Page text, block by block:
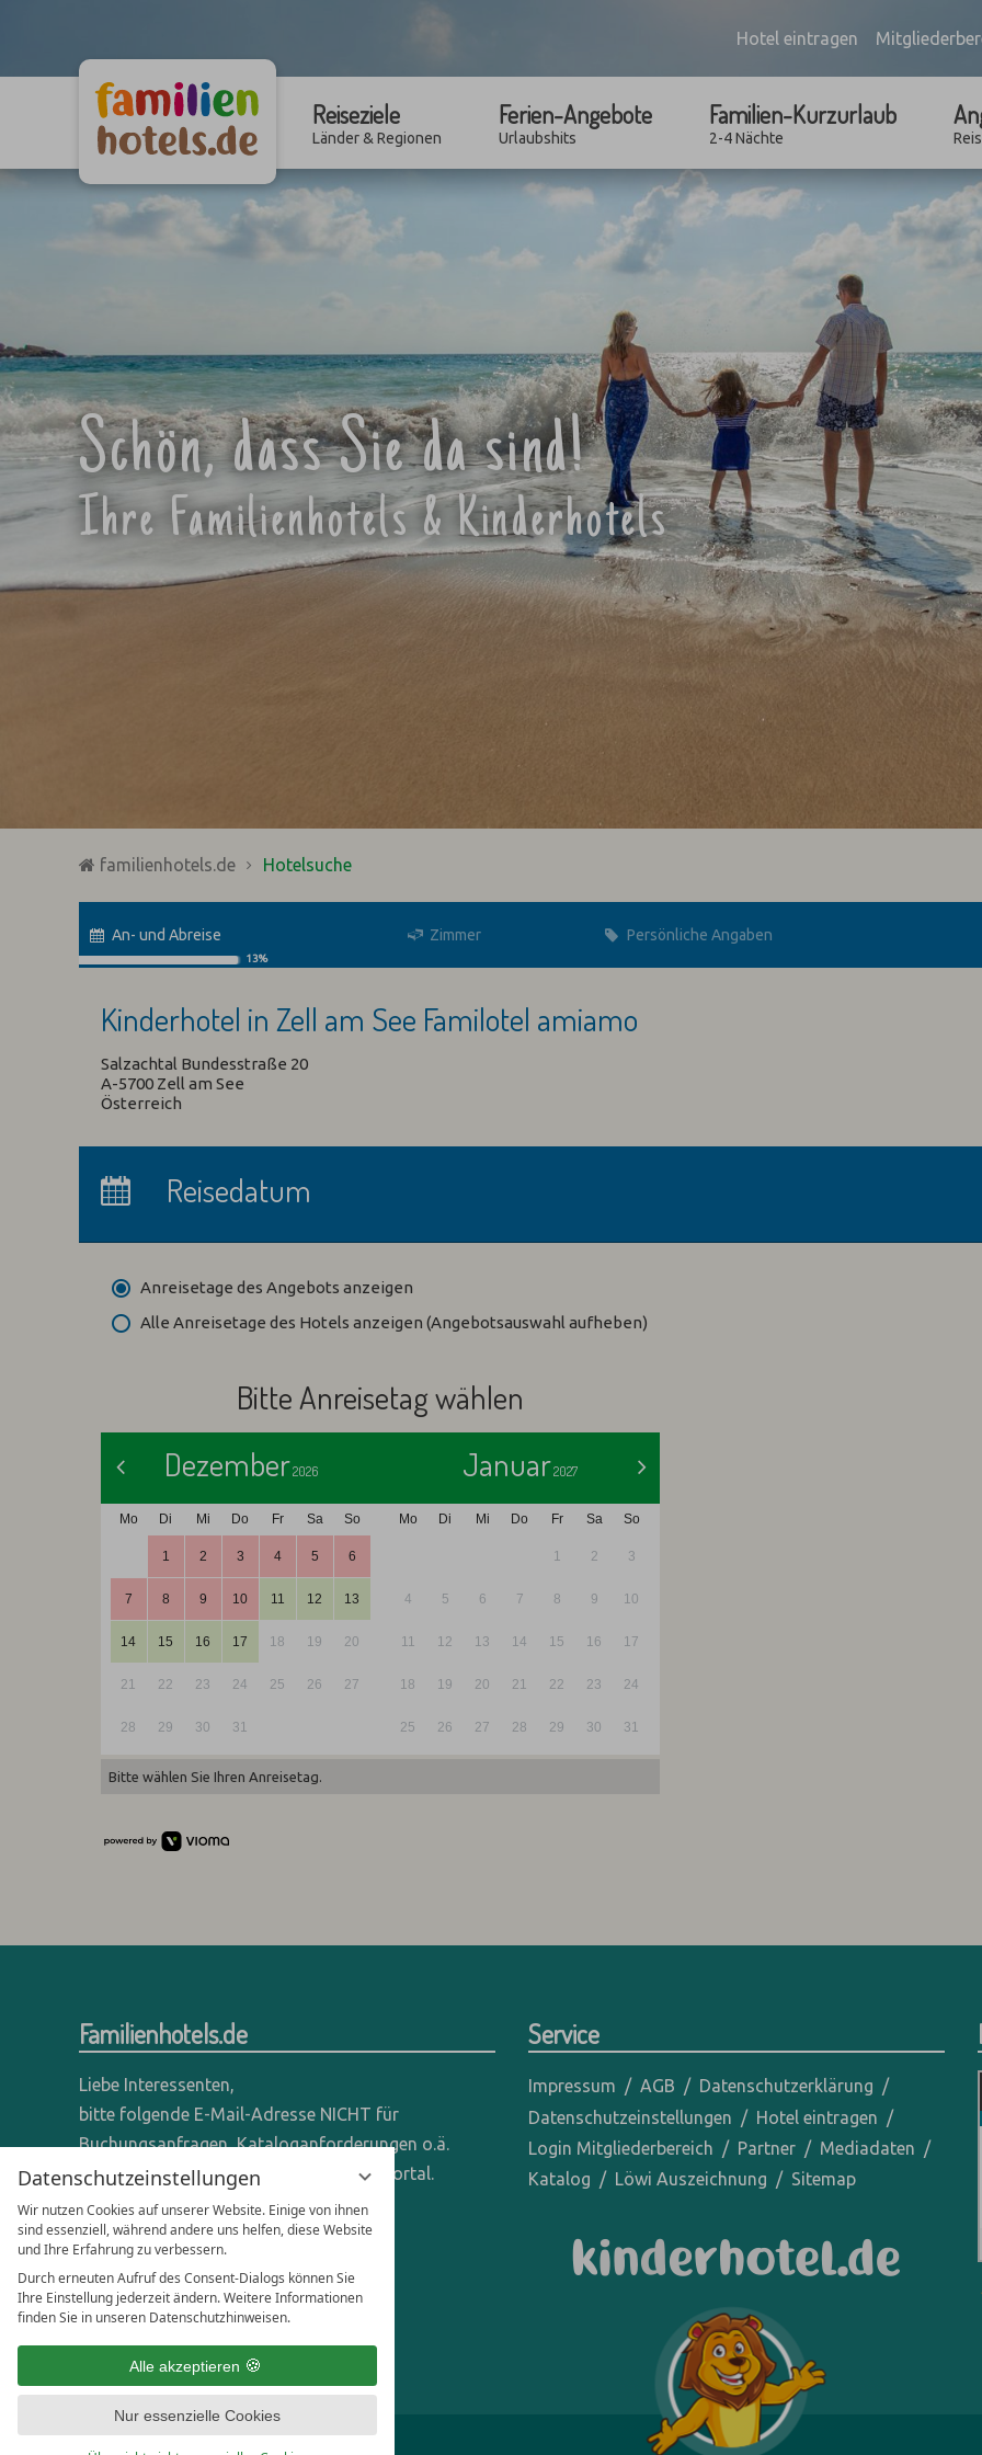
Datenschutzeinstellungen
Wir nutzen Cookies auf unserer Website. Einige von ihnen
sind essenziell, während andere uns helfen, diese Website
und Ihre Erfahrung zu verbessern.
Durch erneuten Aufruf des Consent-Dialogs können Sie
Ihre Einstellung jederzeit ändern. Weitere Informationen
finden Sie in unseren Datenschutzhinweisen.
Alle akzeptieren
Nur essenzielle Cookies
Hotel eintragen
Reiseziele
Länder & Regionen
Ferien-Angebote
Urlaubshits
Familien-Kurzurlaub
2-4 Nächte
Schön, dass Sie da sind!
Ihre Familienhotels & Kinderhotels
familienhotels.de Hotelsuche
An- und Abreise Zimmer Persönliche Angaben
13%
Kinderhotel in Zell am See Familotel amiamo
Salzachtal Bundesstraße 20
A-5700 Zell am See
Österreich
Übernachtungen:
Reisedatum
Anreisetage des Angebots anzeigen
Alle Anreisetage des Hotels anzeigen (Angebotsauswahl aufheben)
Bitte Anreisetag wählen
Dezember2026
Mo Di Mi Do Fr Sa So
1 2 3 4 5 6
7 8 9 10 11 12 13
14 15 16 17 18 19 20
21 22 23 24 25 26 27
28 29 30 31
>
Januar2027
Mo Di Mi Do Fr Sa So
1 2 3
4 5 6 7 8 9 10
11 12 13 14 15 16 17
18 19 20 21 22 23 24
25 26 27 28 29 30 31
Bitte wählen Sie Ihren Anreisetag.
Familienhotels.de
Liebe Interessenten,
bitte folgende E-Mail-Adresse NICHT für
Buchungsanfragen, Kataloganforderungen o.ä.
verwenden - wir sind ein reines Online-Portal.
Anfragen dieser Art bitte direkt an die
entsprechenden Hotels senden.
Anfragen für Hoteliers & Agenturen:
office@familienhotels.de
Service
Impressum AGB
Datenschutzerklärung
Datenschutzeinstellungen
Hotel eintragen
Login Mitgliederbereich
Partner
Mediadaten
Katalog
Löwi Auszeichnung Sitemap